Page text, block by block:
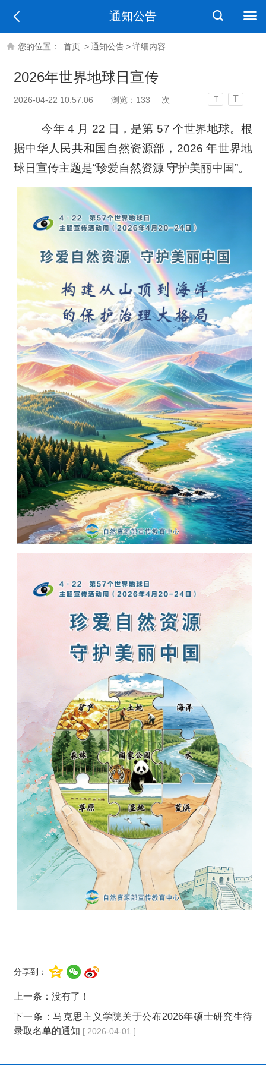
通知公告
您的位置： 首页 >通知公告>详细内容
2026年世界地球日宣传
2026-04-22 10:57:06 浏览： 133 次 T T
今年 4 月 22 日，是第 57 个世界地球。根
据中华人民共和国自然资源部，‌2026 年世界地
球日宣传主题是“珍爱自然资源 守护美丽中国”‌。
分享到：
上一条：没有了！
下一条：马克思主义学院关于公布2026年硕士研究生待
录取名单的通知 [ 2026-04-01 ]